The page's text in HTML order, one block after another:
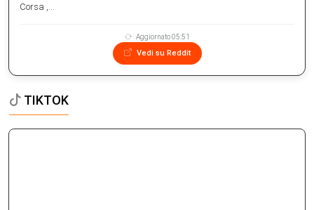
Corsa ,...
Aggiornato 05:51
Vedi su Reddit
TIKTOK